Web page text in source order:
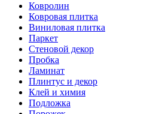
Ковролин
Ковровая плитка
Виниловая плитка
Паркет
Стеновой декор
Пробка
Ламинат
Плинтус и декор
Клей и химия
Подложка